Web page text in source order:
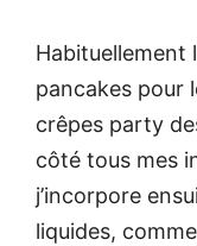
Habituellement
pancakes pour
crêpes party
côté tous mes
j’incorpore
liquides,